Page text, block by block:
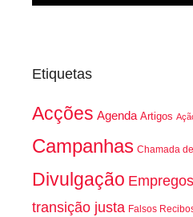
Etiquetas
Acções Agenda Artigos
Campanhas Chamada
Divulgação
transição justa Falsos